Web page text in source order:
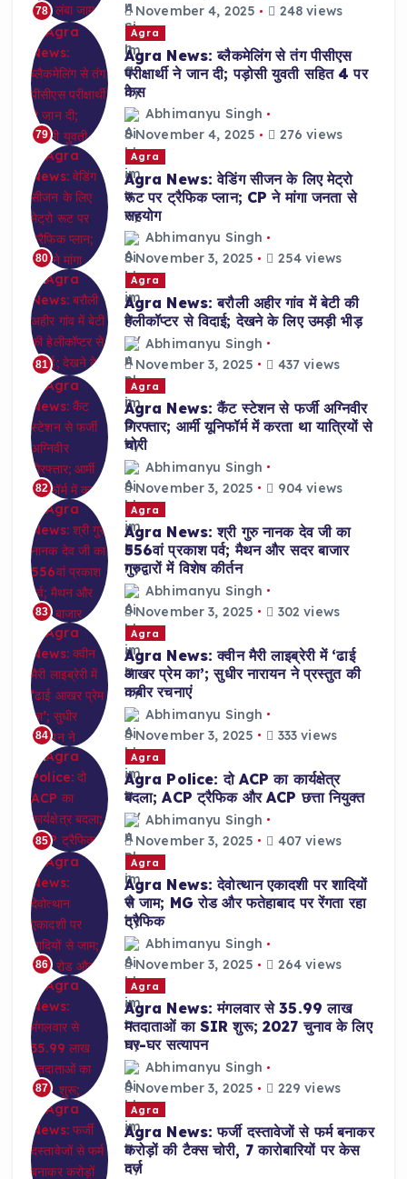
78
November 4, 2025
248 views
79
Agra
Agra News: ब्लैकमेलिंग से तंग पीसीएस
परीक्षार्थी ने जान दी; पड़ोसी युवती सहित 4 पर
केस
Abhimanyu Singh
November 4, 2025
276 views
80
Agra
Agra News: वेडिंग सीजन के लिए मेट्रो
रूट पर ट्रैफिक प्लान; CP ने मांगा जनता से
सहयोग
Abhimanyu Singh
November 3, 2025
254 views
81
Agra
Agra News: बरौली अहीर गांव में बेटी की
हेलीकॉप्टर से विदाई; देखने के लिए उमड़ी भीड़
Abhimanyu Singh
November 3, 2025
437 views
82
Agra
Agra News: कैंट स्टेशन से फर्जी अग्निवीर
गिरफ्तार; आर्मी यूनिफॉर्म में करता था यात्रियों से
चोरी
Abhimanyu Singh
November 3, 2025
904 views
83
Agra
Agra News: श्री गुरु नानक देव जी का
556वां प्रकाश पर्व; मैथन और सदर बाजार
गुरुद्वारों में विशेष कीर्तन
Abhimanyu Singh
November 3, 2025
302 views
84
Agra
Agra News: क्वीन मैरी लाइब्रेरी में ‘ढाई
आखर प्रेम का’; सुधीर नारायन ने प्रस्तुत की
कबीर रचनाएं
Abhimanyu Singh
November 3, 2025
333 views
85
Agra
Agra Police: दो ACP का कार्यक्षेत्र
बदला; ACP ट्रैफिक और ACP छत्ता नियुक्त
Abhimanyu Singh
November 3, 2025
407 views
86
Agra
Agra News: देवोत्थान एकादशी पर शादियों
से जाम; MG रोड और फतेहाबाद पर रेंगता रहा
ट्रैफिक
Abhimanyu Singh
November 3, 2025
264 views
87
Agra
Agra News: मंगलवार से 35.99 लाख
मतदाताओं का SIR शुरू; 2027 चुनाव के लिए
घर-घर सत्यापन
Abhimanyu Singh
November 3, 2025
229 views
Agra
Agra News: फर्जी दस्तावेजों से फर्म बनाकर
करोड़ों की टैक्स चोरी, 7 कारोबारियों पर केस
दर्ज